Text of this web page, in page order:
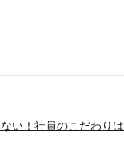
い！社員のこだわり